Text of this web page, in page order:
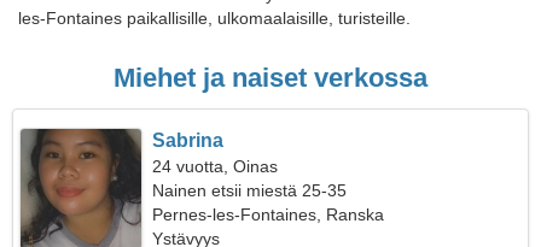
les-Fontaines paikallisille, ulkomaalaisille, turisteille.
Miehet ja naiset verkossa
Sabrina
24 vuotta, Oinas
Nainen etsii miestä 25-35
Pernes-les-Fontaines, Ranska
Ystävyys